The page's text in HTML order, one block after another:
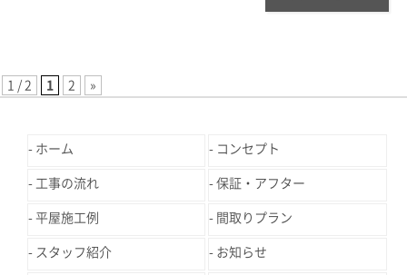
1 / 2 1 2 »
ホーム コンセプト
工事の流れ 保証・アフター
平屋施工例 間取りプラン
スタッフ紹介 お知らせ